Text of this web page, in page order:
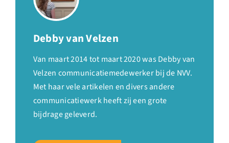
Debby van Velzen
Van maart 2014 tot maart 2020 was Debby van
Velzen communicatiemedewerker bij de NVV.
Met haar vele artikelen en divers andere
communicatiewerk heeft zij een grote
bijdrage geleverd.